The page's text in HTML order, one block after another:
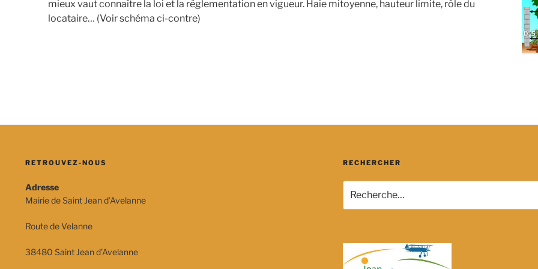
mieux vaut connaître la loi et la réglementation en vigueur. Haie mitoyenne, hauteur limite, rôle du
locataire… (Voir schéma ci-contre)
RETROUVEZ-NOUS
Adresse
Mairie de Saint Jean d’Avelanne
Route de Velanne
38480 Saint Jean d’Avelanne
RECHERCHER
pour
: